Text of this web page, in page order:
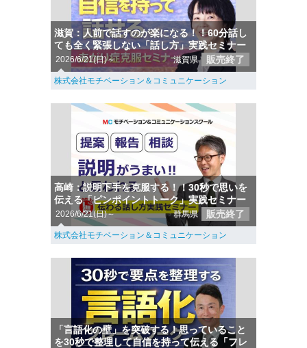
滋賀：人前で話すのが楽になる！！60分話し
ても全く緊張しない「話し方」実践セミナー
2026/6/21(日)～ 滋賀県 販売終了
株式会社モチベーション＆コミュニケーション
高崎：説明下手を克服する！！30秒で思いを
伝える「ピンポイントトーク」実践セミナー
2026/6/21(日)～ 群馬県 販売終了
株式会社モチベーション＆コミュニケーション
「言語化の壁」を突破する！思っていること
を30秒で整理して自信を持って伝える「フレ